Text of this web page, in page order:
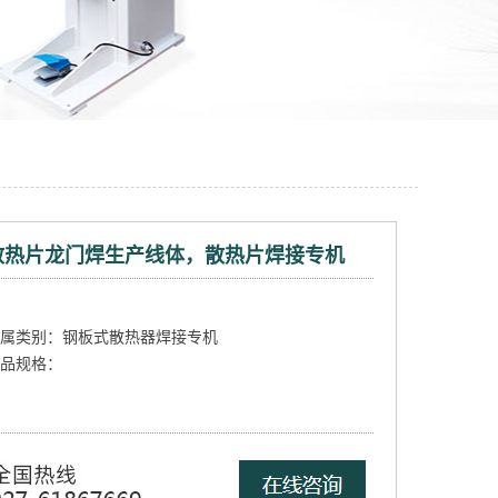
热片龙门焊生产线体，散热片焊接专机
类别：钢板式散热器焊接专机
规格：